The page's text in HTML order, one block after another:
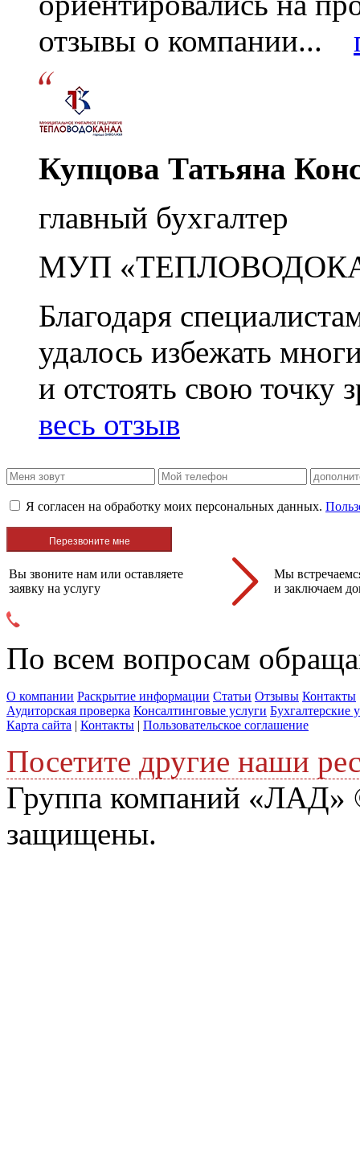
отзывы о компании...
Купцова Татьяна
главный бухгалтер
МУП
Благодаря
удалось избежать
и отстоять свою
весь отзыв
Я согласен на обработку моих персональных данных.
Вы звоните нам или оставляете
заявку на услугу
Мы
и заключаем
По всем вопросам
О компании Раскрытие информации Статьи Отзывы Контакты
Аудиторская проверка Консалтинговые услуги Бухгалтерские
Карта сайта | Контакты | Пользовательское соглашение
Посетите другие наши
Группа компаний «ЛАД»
защищены.